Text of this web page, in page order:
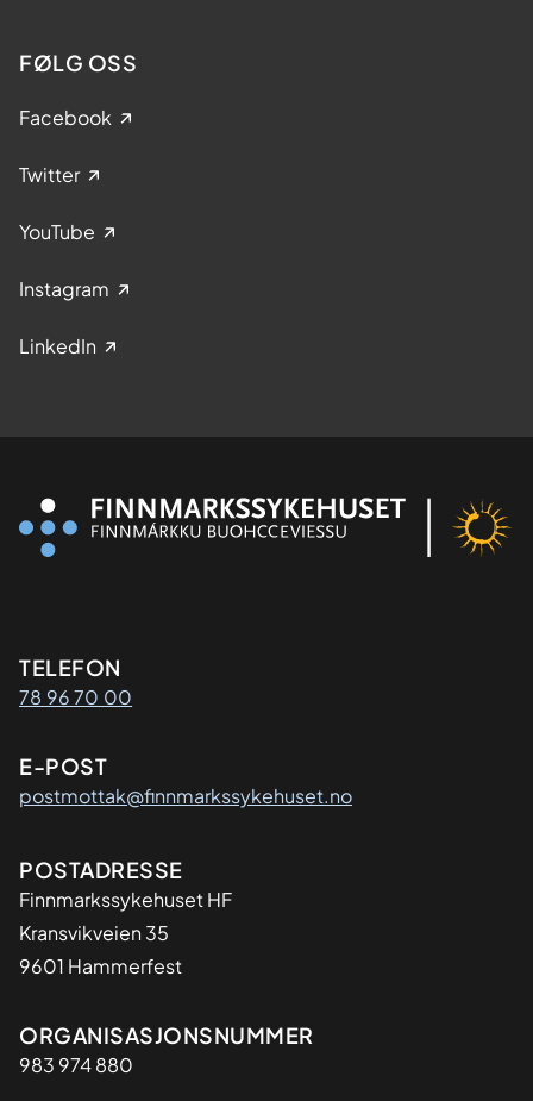
FØLG OSS
Facebook
Twitter
YouTube
Instagram
LinkedIn
Kontaktinformasjon
TELEFON
78 96 70 00
E-POST
postmottak@finnmarkssykehuset.no
Adresse
POSTADRESSE
Finnmarkssykehuset HF
Kransvikveien 35
9601 Hammerfest
Organisasjon
ORGANISASJONSNUMMER
983 974 880